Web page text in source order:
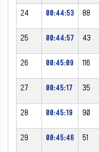
24 00:44:53 88
25 00:44:57 43
26 00:45:09 116
27 00:45:17 35
28 00:45:19 90
29 00:45:46 51